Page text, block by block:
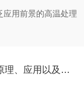
用前景的高温处理
火花放电等离子烧结系统的原理、应用以及特点